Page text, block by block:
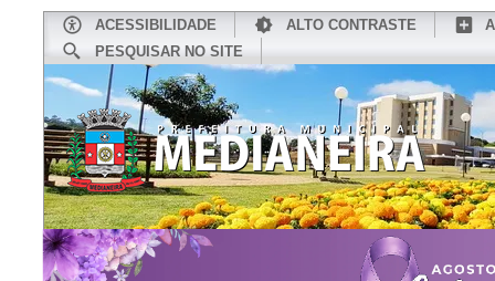
ACESSIBILIDADE ALTO CONTRASTE
PESQUISAR NO SITE
CONHEÇA MEDIANEIRA